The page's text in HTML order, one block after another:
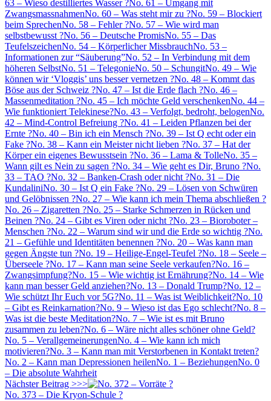
63 – Wieso destilliertes Wasser ?No. 61 – Umgang mit
ZwangsmassnahmenNo. 60 – Was steht mir zu ?No. 59 – Blockiert
beim SprechenNo. 58 – Fehler ?No. 57 – Wie wird man
selbstbewusst ?No. 56 – Deutsche PromisNo. 55 – Das
TeufelszeichenNo. 54 – Körperlicher MissbrauchNo. 53 –
Informationen zur “Säuberung”No. 52 – In Verbindung mit dem
höheren SelbstNo. 51 – TelegonieNo. 50 – SchungitNo. 49 – Wie
können wir ‘Vloggis’ uns besser vernetzen ?No. 48 – Kommt das
Böse aus der Schweiz ?No. 47 – Ist die Erde flach ?No. 46 –
Massenmeditation ?No. 45 – Ich möchte Geld verschenkenNo. 44 –
Wie funktioniert Telekinese?No. 43 – Verfolgt, bedroht, belogenNo.
42 – Mind-Control Befreiung ?No. 41 – Leiden Pflanzen bei der
Ernte ?No. 40 – Bin ich ein Mensch ?No. 39 – Ist Q echt oder ein
Fake ?No. 38 – Kann ein Meister nicht lieben ?No. 37 – Hat der
Körper ein eigenes Bewusstsein ?No. 36 – Lama & TolleNo. 35 –
Wann gilt es Nein zu sagen ?No. 34 – Wie geht es Dir, Bruno ?No.
33 – TAO ?No. 32 – Banken-Crash oder nicht ?No. 31 – Die
KundaliniNo. 30 – Ist Q ein Fake ?No. 29 – Lösen von Schwüren
und Gelöbnissen ?No. 27 – Wie kann ich mein Thema abschließen ?
No. 26 – Zigaretten ?No. 25 – Starke Schmerzen in Rücken und
Beinen ?No. 24 – Gibt es Viren oder nicht ?No. 23 – Bioroboter –
Menschen ?No. 22 – Warum sind wir und die Erde so wichtig ?No.
21 – Gefühle und Identitäten benennen ?No. 20 – Was kann man
gegen Ängste tun ?No. 19 – Heilige-Engel-Teufel ?No. 18 – Seele –
Überseele ?No. 17 – Kann man seine Seele verkaufen?No. 16 –
Zwangsimpfung?No. 15 – Wie wichtig ist Ernährung?No. 14 – Wie
kann man besser Geld anziehen?No. 13 – Donald Trump?No. 12 –
Wie schützt Ihr Euch vor 5G?No. 11 – Was ist Weiblichkeit?No. 10
– Gibt es Reinkarnation?No. 9 – Wieso ist das Ego schlecht?No. 8 –
Was ist die beste Meditation?No. 7 – Wie ist es mit Bruno
zusammen zu leben?No. 6 – Wäre nicht alles schöner ohne Geld?
No. 5 – VerallgemeinerungenNo. 4 – Wie kann ich mich
motivieren?No. 3 – Kann man mit Verstorbenen in Kontakt treten?
No. 2 – Kann man Depressionen heilenNo. 1 – BeziehungenNo. 0
– Die absolute Wahrheit
Nächster Beitrag >>>
No. 373 – Die Kryon-Schule ?